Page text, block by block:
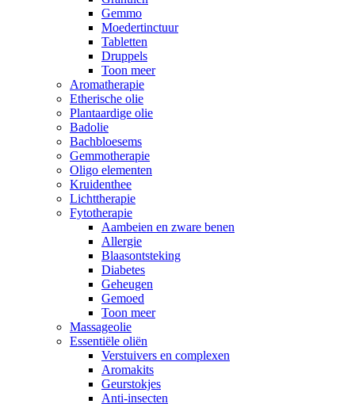
Gemmo
Moedertinctuur
Tabletten
Druppels
Toon meer
Aromatherapie
Etherische olie
Plantaardige olie
Badolie
Bachbloesems
Gemmotherapie
Oligo elementen
Kruidenthee
Lichttherapie
Fytotherapie
Aambeien en zware benen
Allergie
Blaasontsteking
Diabetes
Geheugen
Gemoed
Toon meer
Massageolie
Essentiële oliën
Verstuivers en complexen
Aromakits
Geurstokjes
Anti-insecten